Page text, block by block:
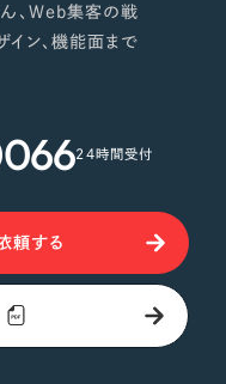
ん、Web集客の戦
イン、機能面まで
24時間受付
頼する